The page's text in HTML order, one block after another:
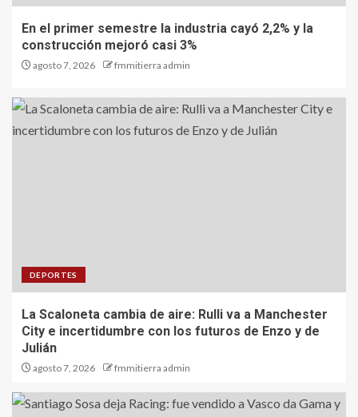
En el primer semestre la industria cayó 2,2% y la
construcción mejoró casi 3%
agosto 7, 2026 fmmitierra admin
DEPORTES
La Scaloneta cambia de aire: Rulli va a Manchester
City e incertidumbre con los futuros de Enzo y de
Julián
agosto 7, 2026 fmmitierra admin